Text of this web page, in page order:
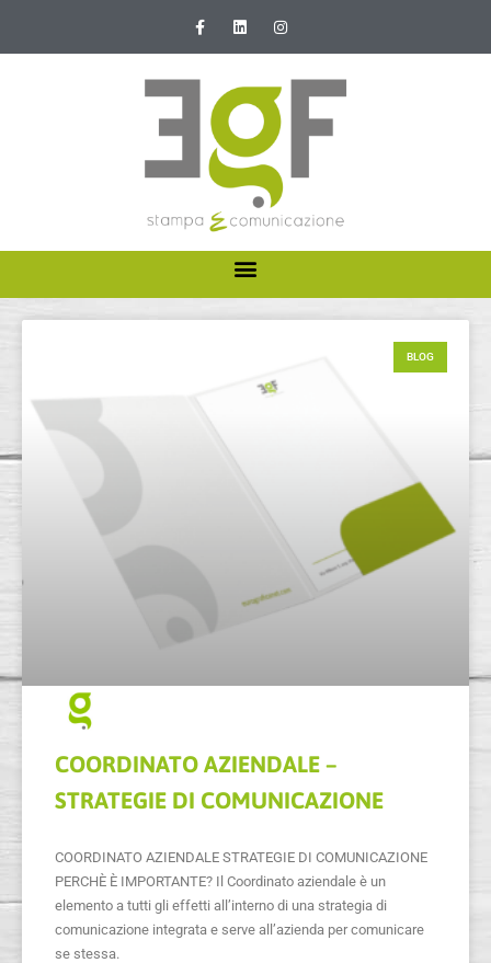
NEWS E PROMOZIONI
BLOG
COORDINATO AZIENDALE –
STRATEGIE DI COMUNICAZIONE
COORDINATO AZIENDALE STRATEGIE DI COMUNICAZIONE
PERCHÈ È IMPORTANTE? Il Coordinato aziendale è un
elemento a tutti gli effetti all’interno di una strategia di
comunicazione integrata e serve all’azienda per comunicare
se stessa.